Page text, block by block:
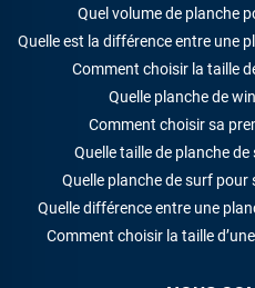
Quel volume de planche
Quelle est la différence entre une
Comment choisir la taille
Quelle planche de
Comment choisir sa
Quelle taille de planche
Quelle planche de surf pour
Quelle différence entre une
Comment choisir la taille